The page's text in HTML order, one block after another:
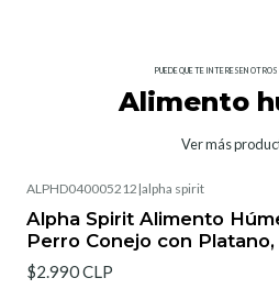
PUEDE QUE TE INTERESEN
Alimento
Ver más
ALPHD040005212 |alpha spirit
Alpha Spirit Alimento
Perro Conejo con
$2.990 CLP